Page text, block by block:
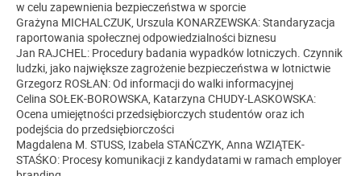
w celu zapewnienia bezpieczeństwa w sporcie
Grażyna MICHALCZUK, Urszula KONARZEWSKA: Standaryzacja
raportowania społecznej odpowiedzialności biznesu
Jan RAJCHEL: Procedury badania wypadków lotniczych. Czynnik
ludzki, jako największe zagrożenie bezpieczeństwa w lotnictwie
Grzegorz ROSŁAN: Od informacji do walki informacyjnej
Celina SOŁEK-BOROWSKA, Katarzyna CHUDY-LASKOWSKA:
Ocena umiejętności przedsiębiorczych studentów oraz ich
podejścia do przedsiębiorczości
Magdalena M. STUSS, Izabela STAŃCZYK, Anna WZIĄTEK-
STAŚKO: Procesy komunikacji z kandydatami w ramach employer